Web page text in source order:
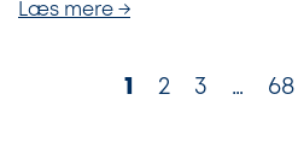
Læs mere →
1 2 3 … 68